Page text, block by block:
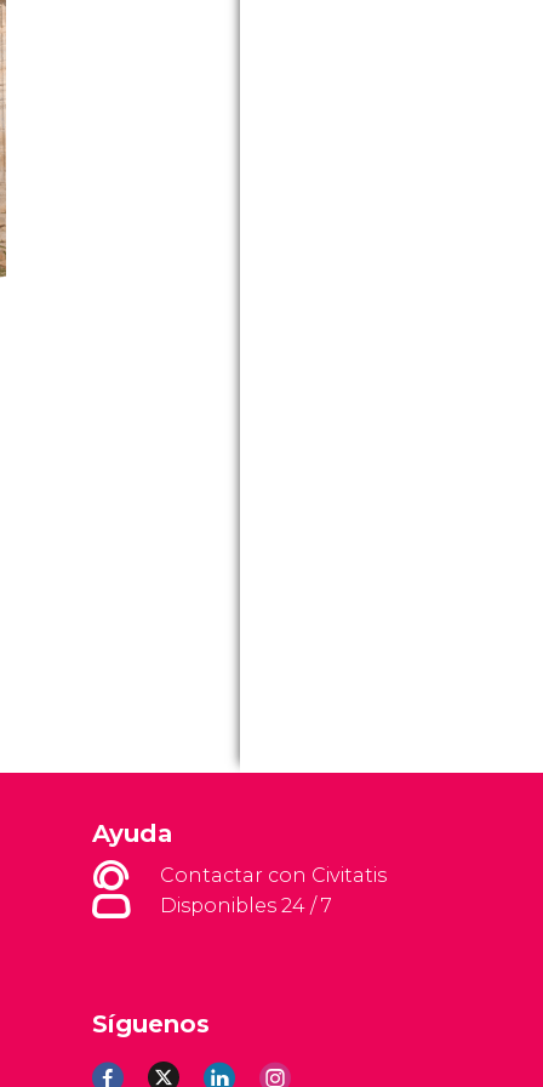
Ayuda
Contactar con Civitatis
Disponibles 24 / 7
Síguenos